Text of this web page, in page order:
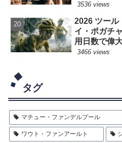
3536 views
2026 ツール
イ・ポガチ
用日数で偉
3466 views
タグ
マチュー・ファンデルプール
ワウト・ファンアールト